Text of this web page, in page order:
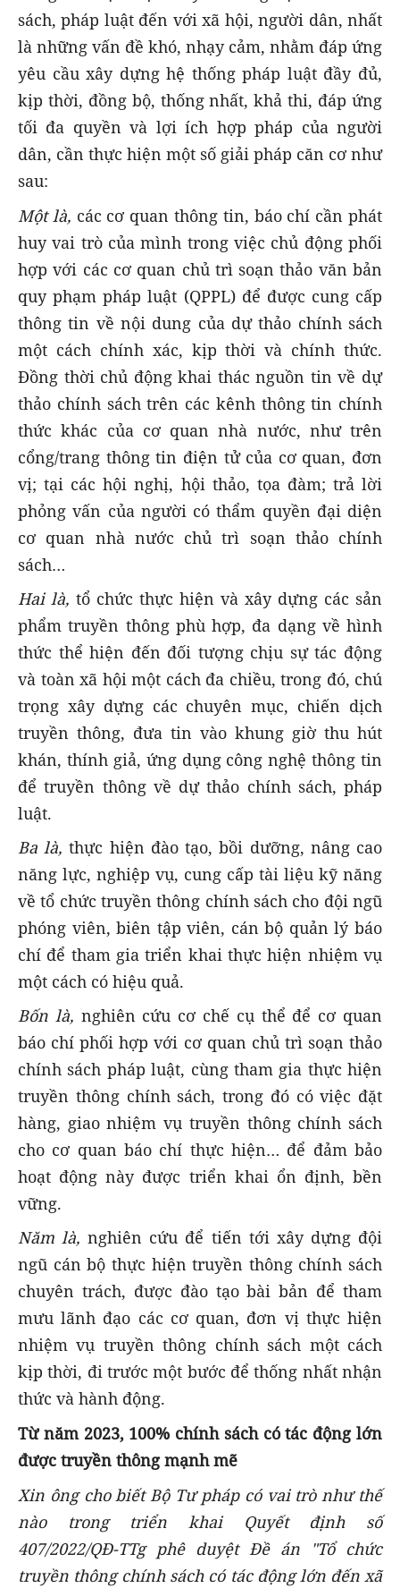
sách, pháp luật đến với xã hội, người dân, nhất
là những vấn đề khó, nhạy cảm, nhằm đáp ứng
yêu cầu xây dựng hệ thống pháp luật đầy đủ,
kịp thời, đồng bộ, thống nhất, khả thi, đáp ứng
tối đa quyền và lợi ích hợp pháp của người
dân, cần thực hiện một số giải pháp căn cơ như
sau:
Một là, các cơ quan thông tin, báo chí cần phát
huy vai trò của mình trong việc chủ động phối
hợp với các cơ quan chủ trì soạn thảo văn bản
quy phạm pháp luật (QPPL) để được cung cấp
thông tin về nội dung của dự thảo chính sách
một cách chính xác, kịp thời và chính thức.
Đồng thời chủ động khai thác nguồn tin về dự
thảo chính sách trên các kênh thông tin chính
thức khác của cơ quan nhà nước, như trên
cổng/trang thông tin điện tử của cơ quan, đơn
vị; tại các hội nghị, hội thảo, tọa đàm; trả lời
phỏng vấn của người có thẩm quyền đại diện
cơ quan nhà nước chủ trì soạn thảo chính
sách…
Hai là, tổ chức thực hiện và xây dựng các sản
phẩm truyền thông phù hợp, đa dạng về hình
thức thể hiện đến đối tượng chịu sự tác động
và toàn xã hội một cách đa chiều, trong đó, chú
trọng xây dựng các chuyên mục, chiến dịch
truyền thông, đưa tin vào khung giờ thu hút
khán, thính giả, ứng dụng công nghệ thông tin
để truyền thông về dự thảo chính sách, pháp
luật.
Ba là, thực hiện đào tạo, bồi dưỡng, nâng cao
năng lực, nghiệp vụ, cung cấp tài liệu kỹ năng
về tổ chức truyền thông chính sách cho đội ngũ
phóng viên, biên tập viên, cán bộ quản lý báo
chí để tham gia triển khai thực hiện nhiệm vụ
một cách có hiệu quả.
Bốn là, nghiên cứu cơ chế cụ thể để cơ quan
báo chí phối hợp với cơ quan chủ trì soạn thảo
chính sách pháp luật, cùng tham gia thực hiện
truyền thông chính sách, trong đó có việc đặt
hàng, giao nhiệm vụ truyền thông chính sách
cho cơ quan báo chí thực hiện… để đảm bảo
hoạt động này được triển khai ổn định, bền
vững.
Năm là, nghiên cứu để tiến tới xây dựng đội
ngũ cán bộ thực hiện truyền thông chính sách
chuyên trách, được đào tạo bài bản để tham
mưu lãnh đạo các cơ quan, đơn vị thực hiện
nhiệm vụ truyền thông chính sách một cách
kịp thời, đi trước một bước để thống nhất nhận
thức và hành động.
Từ năm 2023, 100% chính sách có tác động lớn
được truyền thông mạnh mẽ
Xin ông cho biết Bộ Tư pháp có vai trò như thế
nào trong triển khai Quyết định số
407/2022/QĐ-TTg phê duyệt Đề án "Tổ chức
truyền thông chính sách có tác động lớn đến xã